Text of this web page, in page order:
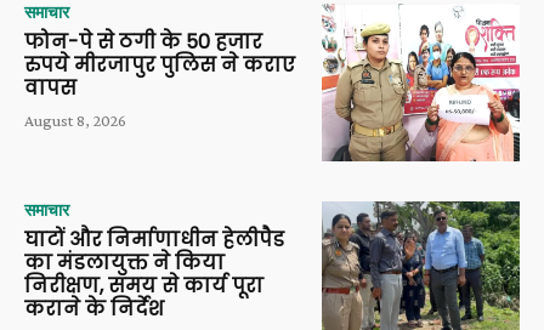
समाचार
फोन-पे से ठगी के 50 हजार
रुपये मीरजापुर पुलिस ने कराए
वापस
August 8, 2026
समाचार
घाटों और निर्माणाधीन हेलीपैड
का मंडलायुक्त ने किया
निरीक्षण, समय से कार्य पूरा
कराने के निर्देश